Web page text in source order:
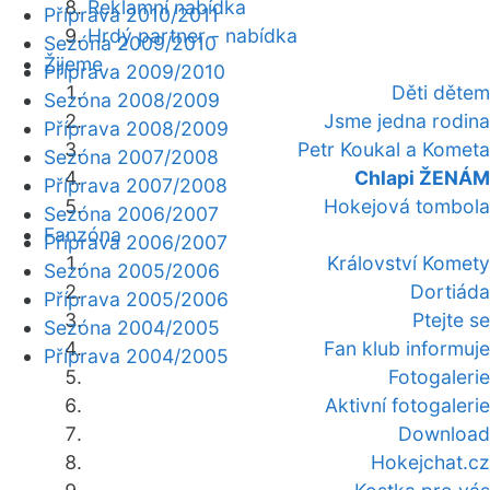
Reklamní nabídka
Hrdý partner - nabídka
Žijeme
Děti dětem
Jsme jedna rodina
Petr Koukal a Kometa
Chlapi ŽENÁM
Hokejová tombola
Fanzóna
Království Komety
Dortiáda
Ptejte se
Fan klub informuje
Fotogalerie
Aktivní fotogalerie
Download
Hokejchat.cz
Příprava 2010/2011
Sezóna 2009/2010
Příprava 2009/2010
Sezóna 2008/2009
Příprava 2008/2009
Sezóna 2007/2008
Příprava 2007/2008
Sezóna 2006/2007
Příprava 2006/2007
Sezóna 2005/2006
Příprava 2005/2006
Sezóna 2004/2005
Příprava 2004/2005